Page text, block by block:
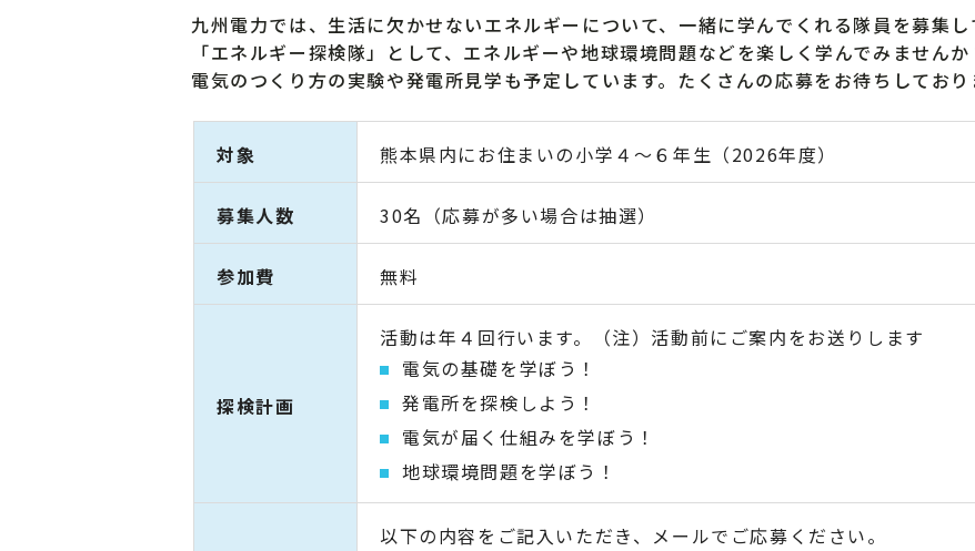
九州電力では、生活に欠かせないエネルギーについて、一緒に学んでくれる隊員を募集し
「エネルギー探検隊」として、エネルギーや地球環境問題などを楽しく学んでみませんか
電気のつくり方の実験や発電所見学も予定しています。たくさんの応募をお待ちしており
対象 熊本県内にお住まいの小学４～６年生（2026年度）
募集人数 30名（応募が多い場合は抽選）
参加費 無料
探検計画
活動は年４回行います。（注）活動前にご案内をお送りします
電気の基礎を学ぼう！
発電所を探検しよう！
電気が届く仕組みを学ぼう！
地球環境問題を学ぼう！
以下の内容をご記入いただき、メールでご応募ください。